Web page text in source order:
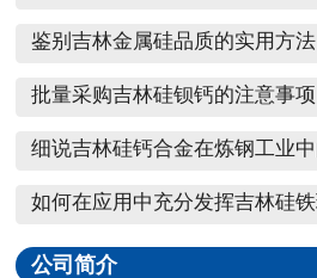
鉴别吉林金属硅品质的实用方法
批量采购吉林硅钡钙的注意事项
公司简介